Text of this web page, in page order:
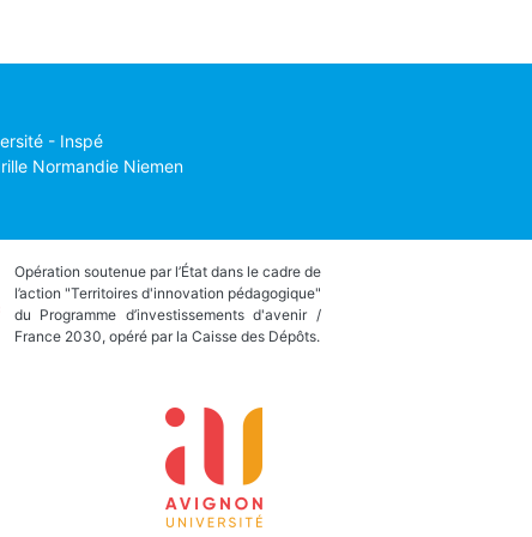
- Inspé
Normandie Niemen
Opération soutenue par l’État dans le cadre de
l’action "Territoires d'innovation pédagogique"
du Programme d’investissements d'avenir /
France 2030, opéré par la Caisse des Dépôts.